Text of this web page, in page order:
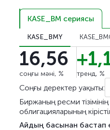
KASE_BM сериясы
KASE_BMY
16,56
соңғы мәні, % тренд, %
Соңғы деректер уақыты:
Биржаның ресми
облигацияларының
Айдың басынан бастап